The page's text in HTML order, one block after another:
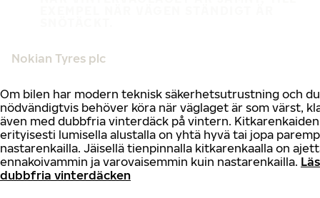
Nokian Tyres plc
Om bilen har modern teknisk säkerhetsutrustning och
nödvändigtvis behöver köra när väglaget är som värst,
även med dubbfria vinterdäck på vintern.
erityisesti lumisella alustalla on yhtä hyvä tai jopa
nastarenkailla. Jäisellä tienpinnalla kitkarenkaalla on
ennakoivammin ja varovaisemmin kuin nastarenkailla.
dubbfria vinterdäcken